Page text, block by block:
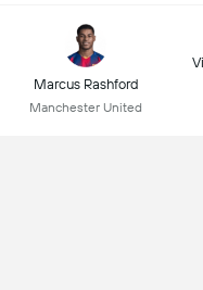
Marcus Rashford
Manchester United